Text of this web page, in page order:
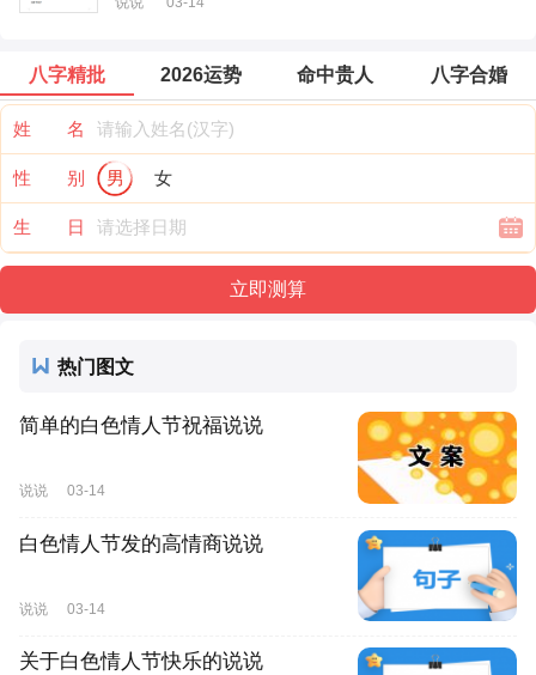
八字精批 2026运势 命中贵人 八字合婚
姓 名
性 别 男 女
生 日
热门图文
简单的白色情人节祝福说说
说说 03-14
白色情人节发的高情商说说
说说 03-14
关于白色情人节快乐的说说